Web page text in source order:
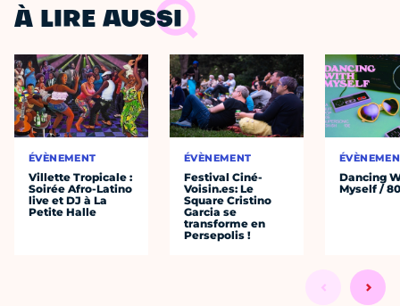
À LIRE AUSSI
ÉVÈNEMENT
Villette Tropicale :
Soirée Afro-Latino
live et DJ à La
Petite Halle
ÉVÈNEMENT
Festival Ciné-
Voisin.es: Le
Square Cristino
Garcia se
transforme en
Persepolis !
Dancing
Myself /